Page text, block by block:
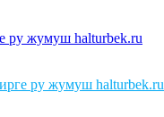
ру жумуш halturbek.ru